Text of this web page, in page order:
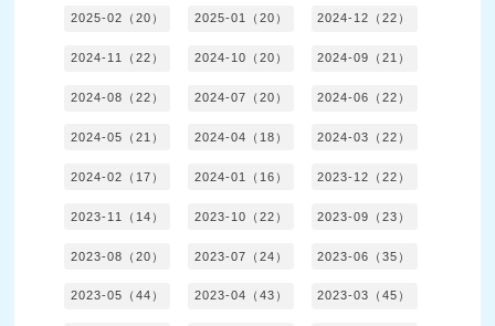
2025-02（20） 2025-01（20） 2024-12（22）
2024-11（22） 2024-10（20） 2024-09（21）
2024-08（22） 2024-07（20） 2024-06（22）
2024-05（21） 2024-04（18） 2024-03（22）
2024-02（17） 2024-01（16） 2023-12（22）
2023-11（14） 2023-10（22） 2023-09（23）
2023-08（20） 2023-07（24） 2023-06（35）
2023-05（44） 2023-04（43） 2023-03（45）